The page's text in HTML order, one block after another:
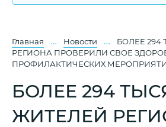
Главная … Новости …
БОЛЕЕ
РЕГИОНА ПРОВЕРИЛИ СВОЕ
ПРОФИЛАКТИЧЕСКИХ
БОЛЕЕ 294
ЖИТЕЛЕЙ